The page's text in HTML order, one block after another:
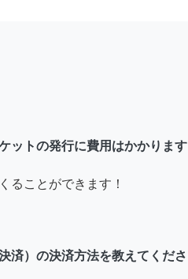
ットの発行に費用はかかります
ることができます！
済）の決済方法を教えてくださ